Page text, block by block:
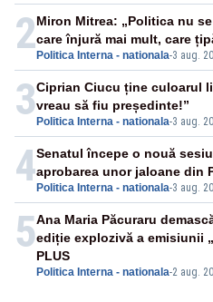
2 Politica Interna - nationala-3 aug.
Miron Mitrea: „Politica nu
care înjură mai mult, care
3 Politica Interna - nationala-3 aug.
Ciprian Ciucu ține culoarul
vreau să fiu președinte!”
4 Politica Interna - nationala-3 aug.
Senatul începe o nouă
aprobarea unor jaloane din
5
Politica Interna - nationala-2 aug.
Ana Maria Păcuraru
ediție explozivă a emisiunii
PLUS